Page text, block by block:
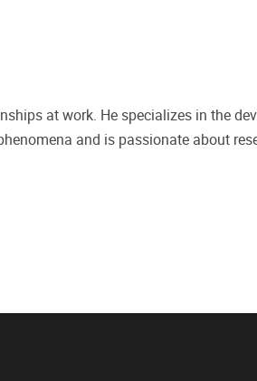
at work. He specializes in the
and is passionate about